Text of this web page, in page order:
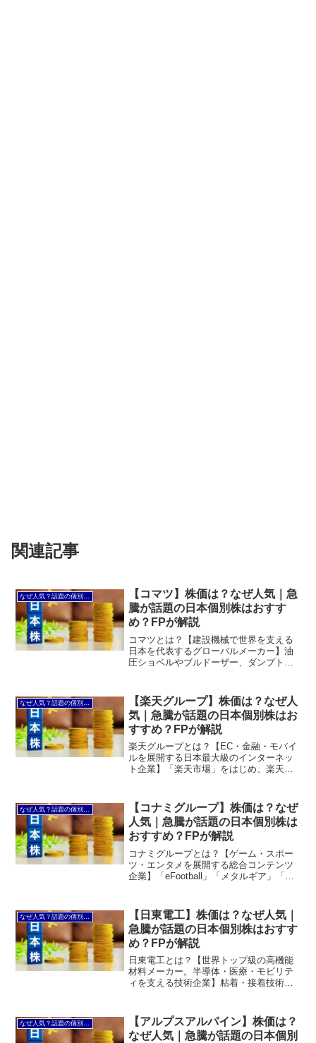
関連記事
【コマツ】株価は？なぜ人気｜急
騰が話題の日本個別株はおすす
め？FPが解説
コマツとは？【建設機械で世界を支える
日本を代表するグローバルメーカー】油
圧ショベルやブルドーザー、ダンプトラ
ー。インフラ整備や資源開発、ICT建機、
自動運転技術などを強...
【楽天グループ】株価は？なぜ人
気｜急騰が話題の日本個別株はお
すすめ？FPが解説
楽天グループとは？【EC・金融・モバイ
ルを展開する日本最大級のインターネッ
ト企業】「楽天市場」をはじめ、楽天カ
最大級のIT企業。「楽天経済圏」と呼ば
れる独自のエコシステ...
なぜ人気？話題の個別株を解説
【コナミグループ】株価は？なぜ
人気｜急騰が話題の日本個別株は
おすすめ？FPが解説
コナミグループとは？【ゲーム・スポー
ツ・エンタメを展開する総合コンテンツ
企業】「eFootball」「メタルギア」「遊
開する日本企業。コナミグループは、
1969年創業のエ...
【日東電工】株価は？なぜ人気｜
急騰が話題の日本個別株はおすす
め？FPが解説
日東電工とは？【世界トップ級の高機能
材料メーカー。半導体・医療・モビリテ
ィを支える技術企業】粘着・接着技術を
つ日本有数の高機能材料メーカー。日東
電工（Nitto）は19...
なぜ人気？話題の個別株を解説
【アルプスアルパイン】株価は？
なぜ人気｜急騰が話題の日本個別